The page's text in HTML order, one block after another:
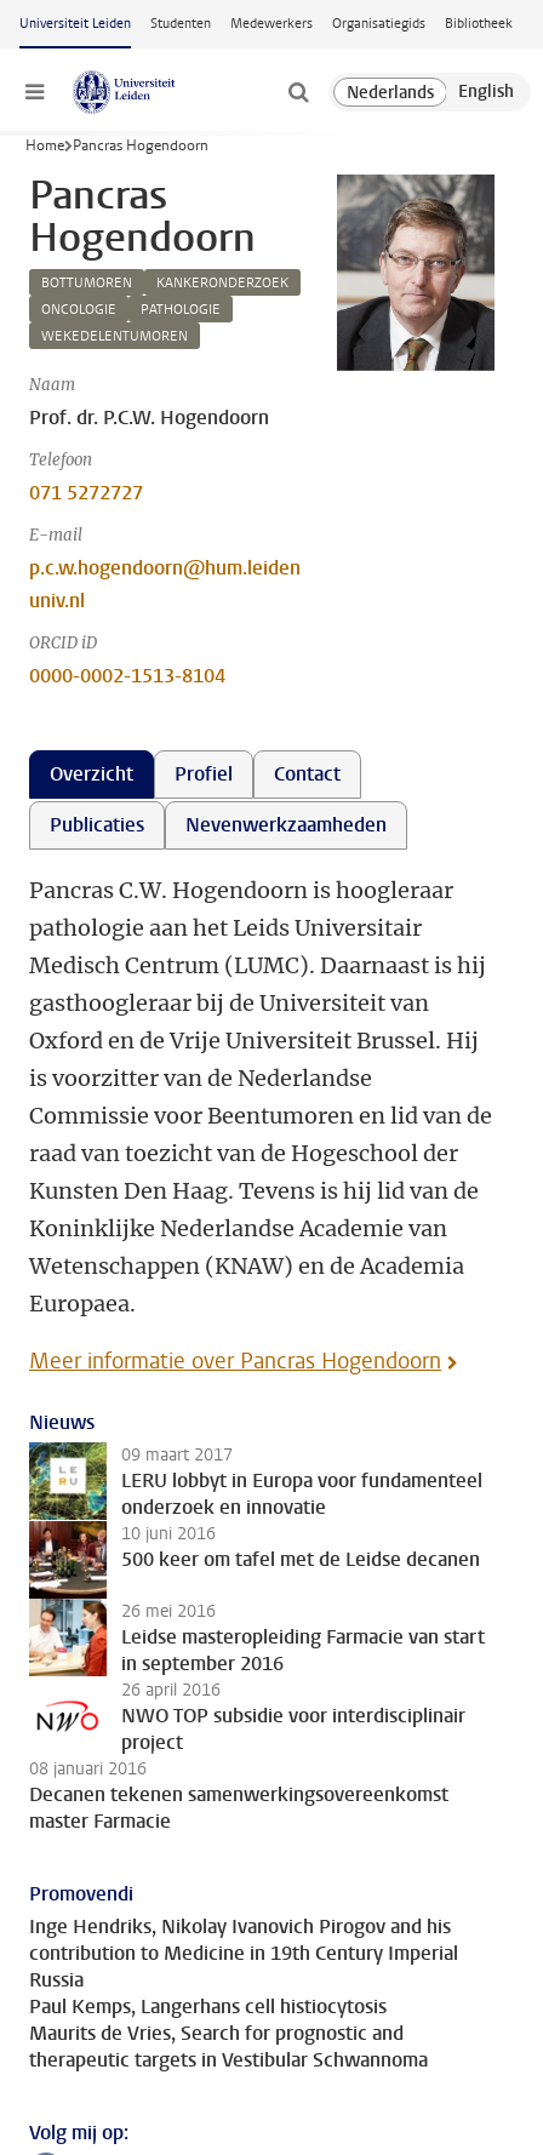
Ga naar hoofdinhoud
Universiteit Leiden Studenten Medewerkers Organisatiegids Bibliotheek
Menu
Home Pancras Hogendoorn
Pancras
Hogendoorn
BOTTUMOREN
KANKERONDERZOEK
ONCOLOGIE
PATHOLOGIE
WEKEDELENTUMOREN
Naam
Prof. dr. P.C.W. Hogendoorn
Telefoon
071 5272727
E-mail
p.c.w.hogendoorn@hum.leiden
univ.nl
ORCID iD
0000-0002-1513-8104
Overzicht Profiel
Contact
Publicaties
Nevenwerkzaamheden
Pancras C.W. Hogendoorn is hoogleraar
pathologie aan het Leids Universitair
Medisch Centrum (LUMC). Daarnaast is hij
gasthoogleraar bij de Universiteit van
Oxford en de Vrije Universiteit Brussel. Hij
is voorzitter van de Nederlandse
Commissie voor Beentumoren en lid van de
raad van toezicht van de Hogeschool der
Kunsten Den Haag. Tevens is hij lid van de
Koninklijke Nederlandse Academie van
Wetenschappen (KNAW) en de Academia
Europaea.
Meer informatie over Pancras Hogendoorn
Nieuws
09 maart 2017
LERU lobbyt in Europa voor fundamenteel
onderzoek en innovatie
10 juni 2016
500 keer om tafel met de Leidse decanen
26 mei 2016
Leidse masteropleiding Farmacie van start
in september 2016
26 april 2016
NWO TOP subsidie voor interdisciplinair
project
08 januari 2016
Decanen tekenen samenwerkingsovereenkomst
master Farmacie
Promovendi
Inge Hendriks, Nikolay Ivanovich Pirogov and his
contribution to Medicine in 19th Century Imperial
Russia
Paul Kemps, Langerhans cell histiocytosis
Maurits de Vries, Search for prognostic and
therapeutic targets in Vestibular Schwannoma
Volg mij op: